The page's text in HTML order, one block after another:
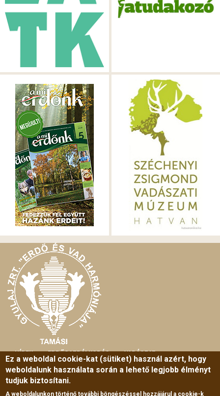
MAIN
MENU
HÍREK ERDŐGAZDÁLKODÁS
VADÁSZAT
HORGÁSZAT
TURIZMUS
SZABADIDŐ
Ez a weboldal cookie-kat (sütiket) használ azért, hogy
weboldalunk használata során a lehető legjobb élményt
tudjuk biztosítani.
A weboldalunkon történő további böngészéssel hozzájárul a cookie-k